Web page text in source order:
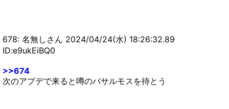
678: 名無しさん 2024/04/24(水) 18:26:32.89
ID:e9ukEiBQ0
>>674
次のアプデで来ると噂のバサルモスを待とう